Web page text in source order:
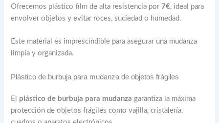
Ofrecemos plástico film de alta resistencia por 7€, ideal para
envolver objetos y evitar roces, suciedad o humedad.
Este material es imprescindible para asegurar una mudanza
limpia y organizada.
Plástico de burbuja para mudanza de objetos frágiles
El plástico de burbuja para mudanza garantiza la máxima
protección de objetos frágiles como vajilla, cristalería,